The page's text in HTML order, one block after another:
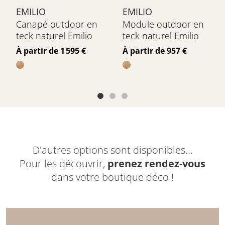
EMILIO
Canapé outdoor en
teck naturel Emilio
Prix
À partir de 1 595 €
EMILIO
Module outdoor en
teck naturel Emilio
Prix
À partir de 957 €
D'autres options sont disponibles...
Pour les découvrir, prenez rendez-vous
dans votre boutique déco !